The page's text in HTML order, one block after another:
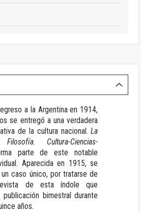
a la Argentina en 1914,
se entregó a una verdadera
de la cultura nacional.La
Cultura-Ciencias-
parte de este notable
Aparecida en 1915, se
caso único, por tratarse de
de esta índole que
publicación bimestral durante
años.